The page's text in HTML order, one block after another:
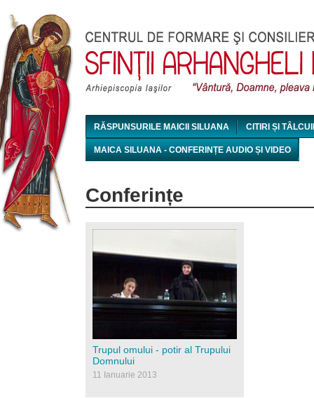
RĂSPUNSURILE MAICII SILUANA CITIRI ȘI
MAICA SILUANA - CONFERINȚE AUDIO ȘI VIDEO
Conferințe
Trupul omului - potir al Trupului
Domnului
11 Ianuarie 2013
Pagini